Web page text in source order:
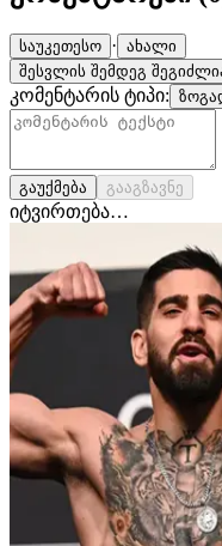
საუკეთესო · ახალი
შესვლის შემდეგ
კომენტარის ტიპი:
გაუქმება გააგზავნე
იტვირთება…